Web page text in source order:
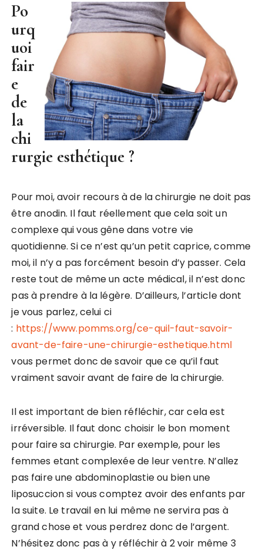
Po
urq
uoi
fair
e
de
la
chi
rurgie esthétique ?
Pour moi, avoir recours à de la chirurgie ne doit pas
être anodin. Il faut réellement que cela soit un
complexe qui vous gêne dans votre vie
quotidienne. Si ce n’est qu’un petit caprice, comme
moi, il n’y a pas forcément besoin d’y passer. Cela
reste tout de même un acte médical, il n’est donc
pas à prendre à la légère. D’ailleurs, l’article dont
je vous parlez, celui ci
: https://www.pomms.org/ce-quil-faut-savoir-
avant-de-faire-une-chirurgie-esthetique.html
vous permet donc de savoir que ce qu’il faut
vraiment savoir avant de faire de la chirurgie.
Il est important de bien réfléchir, car cela est
irréversible. Il faut donc choisir le bon moment
pour faire sa chirurgie. Par exemple, pour les
femmes etant complexée de leur ventre. N’allez
pas faire une abdominoplastie ou bien une
liposuccion si vous comptez avoir des enfants par
la suite. Le travail en lui même ne servira pas à
grand chose et vous perdrez donc de l’argent.
N’hésitez donc pas à y réfléchir à 2 voir même 3